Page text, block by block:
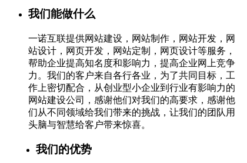
我们能做什么
一诺互联提供网站建设，网站制作，网站开发，网
站设计，网页开发，网站定制，网页设计等服务，
帮助企业提高知名度和影响力，提高企业网上竞争
力。我们的客户来自各行各业，为了共同目标，工
作上密切配合，从创业型小企业到行业有影响力的
网站建设公司，感谢他们对我们的高要求，感谢他
们从不同领域给我们带来的挑战，让我们的团队用
头脑与智慧给客户带来惊喜。
我们的优势